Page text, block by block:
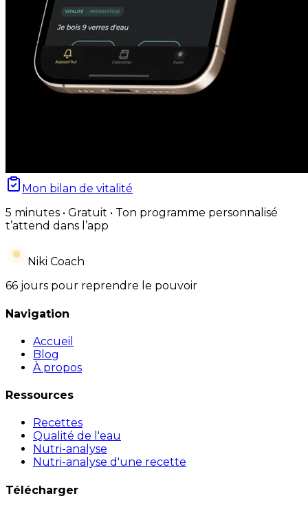
Mon bilan de vitalité
5 minutes • Gratuit • Ton programme personnalisé
t’attend dans l’app
Niki Coach
66 jours pour reprendre le pouvoir
Navigation
Accueil
Blog
À propos
Ressources
Recettes
Qualité de l'eau
Nutri-analyse
Nutri-analyse d'une recette
Télécharger